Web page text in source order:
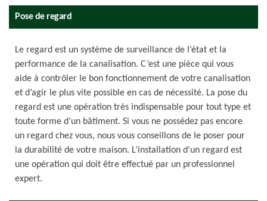
Pose de regard
Le regard est un système de surveillance de l’état et la
performance de la canalisation. C’est une pièce qui vous
aide à contrôler le bon fonctionnement de votre canalisation
et d’agir le plus vite possible en cas de nécessité. La pose du
regard est une opération très indispensable pour tout type et
toute forme d’un bâtiment. Si vous ne possédez pas encore
un regard chez vous, nous vous conseillons de le poser pour
la durabilité de votre maison. L’installation d’un regard est
une opération qui doit être effectué par un professionnel
expert.